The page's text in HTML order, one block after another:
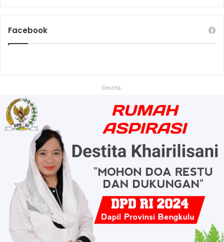
Facebook
Destita.